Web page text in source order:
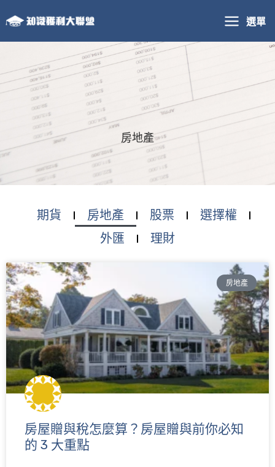
至
主
內
容
選單
房地產
期貨 房地產 股票
選擇權
外匯
理財
房地產
房屋贈與稅怎麼算？房屋贈與前你必知
的 3 大重點
面